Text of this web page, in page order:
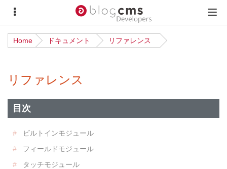
サ
イ
ド
ニ
ー
メ
Home ドキュメント リファレンス
リファレンス
目次
ビルトインモジュール
フィールドモジュール
タッチモジュール